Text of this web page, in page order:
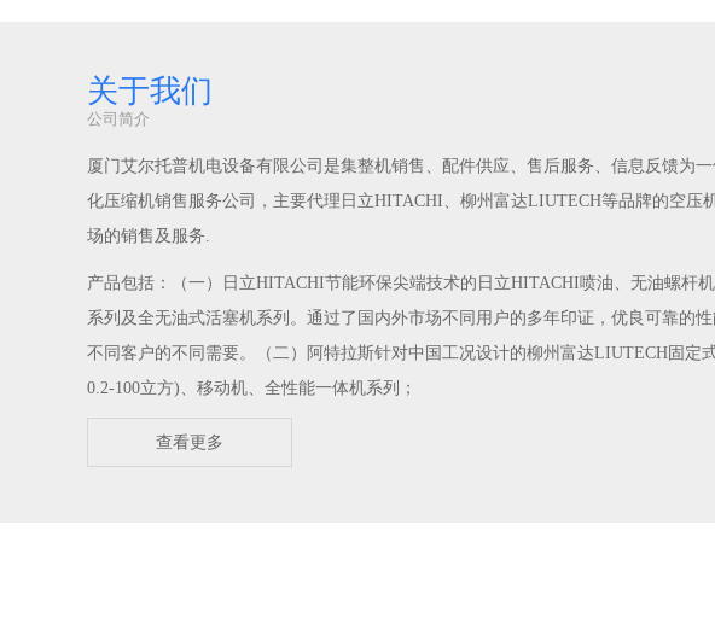
关于我们
公司简介
厦门艾尔托普机电设备有限公司是集整机销售、配件供应、售后服务、信息反馈为
化压缩机销售服务公司，主要代理日立HITACHI、柳州富达LIUTECH等品牌的空压
场的销售及服务.
产品包括：（一）日立HITACHI节能环保尖端技术的日立HITACHI喷油、无油螺杆
系列及全无油式活塞机系列。通过了国内外市场不同用户的多年印证，优良可靠的性
不同客户的不同需要。（二）阿特拉斯针对中国工况设计的柳州富达LIUTECH固定
0.2-100立方)、移动机、全性能一体机系列；
查看更多